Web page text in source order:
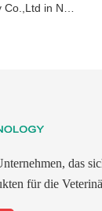
Jinan GSY Biotechnology Co.,Ltd in Nanjing VIV Ausstellung
das
für die